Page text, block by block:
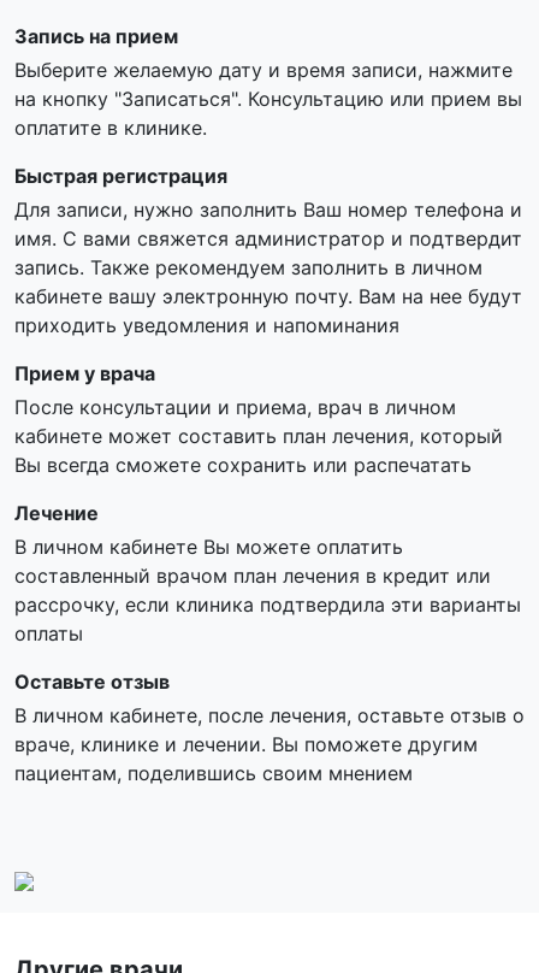
Запись на прием
Выберите желаемую дату и время записи, нажмите
на кнопку "Записаться". Консультацию или прием вы
оплатите в клинике.
Быстрая регистрация
Для записи, нужно заполнить Ваш номер телефона и
имя. С вами свяжется администратор и подтвердит
запись. Также рекомендуем заполнить в личном
кабинете вашу электронную почту. Вам на нее будут
приходить уведомления и напоминания
Прием у врача
После консультации и приема, врач в личном
кабинете может составить план лечения, который
Вы всегда сможете сохранить или распечатать
Лечение
В личном кабинете Вы можете оплатить
составленный врачом план лечения в кредит или
рассрочку, если клиника подтвердила эти варианты
оплаты
Оставьте отзыв
В личном кабинете, после лечения, оставьте отзыв о
враче, клинике и лечении. Вы поможете другим
пациентам, поделившись своим мнением